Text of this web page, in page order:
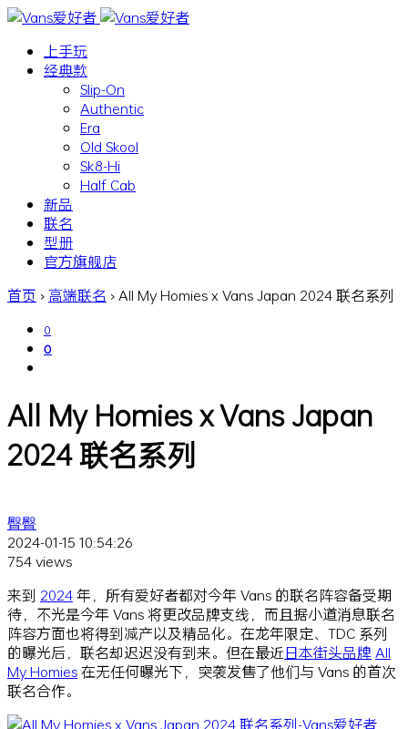
上手玩
经典款
Slip-On
Authentic
Era
Old Skool
Sk8-Hi
Half Cab
新品
联名
型册
官方旗舰店
首页 › 高端联名 ›All My Homies x Vans Japan 2024 联名系列
0
0
All My Homies x Vans Japan
2024 联名系列
臀臀
2024-01-15 10:54:26
754 views
来到 2024年，所有爱好者都对今年 Vans 的联名阵容备受期
待，不光是今年 Vans 将更改品牌支线，而且据小道消息联名
阵容方面也将得到减产以及精品化。在龙年限定、TDC 系列
的曝光后，联名却迟迟没有到来。但在最近日本街头品牌All
My Homies在无任何曝光下，突袭发售了他们与 Vans 的首次
联名合作。